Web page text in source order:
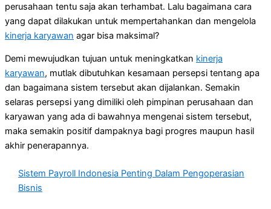
perusahaan tentu saja akan terhambat. Lalu bagaimana cara
yang dapat dilakukan untuk mempertahankan dan mengelola
kinerja karyawan agar bisa maksimal?
Demi mewujudkan tujuan untuk meningkatkan kinerja
karyawan, mutlak dibutuhkan kesamaan persepsi tentang apa
dan bagaimana sistem tersebut akan dijalankan. Semakin
selaras persepsi yang dimiliki oleh pimpinan perusahaan dan
karyawan yang ada di bawahnya mengenai sistem tersebut,
maka semakin positif dampaknya bagi progres maupun hasil
akhir penerapannya.
Sistem Payroll Indonesia Penting Dalam Pengoperasian
Bisnis